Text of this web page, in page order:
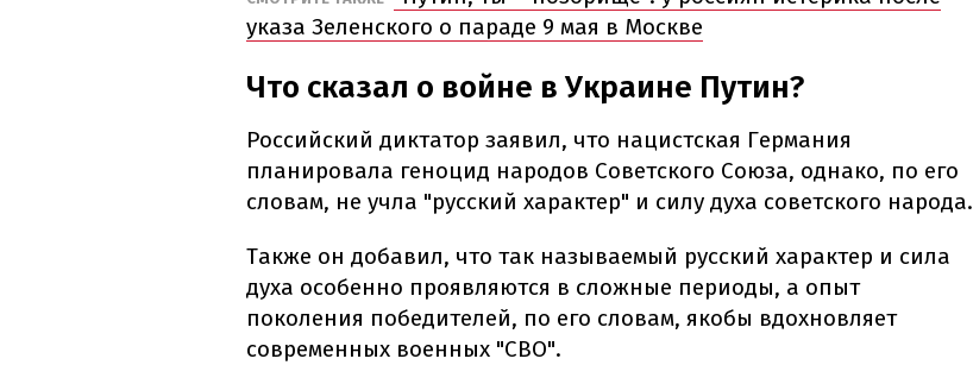
указа Зеленского о параде 9 мая в Москве
Что сказал о войне в Украине Путин?
Российский диктатор заявил, что нацистская Германия
планировала геноцид народов Советского Союза, однако, по его
словам, не учла "русский характер" и силу духа советского народа.
Также он добавил, что так называемый русский характер и сила
духа особенно проявляются в сложные периоды, а опыт
поколения победителей, по его словам, якобы вдохновляет
современных военных "СВО".